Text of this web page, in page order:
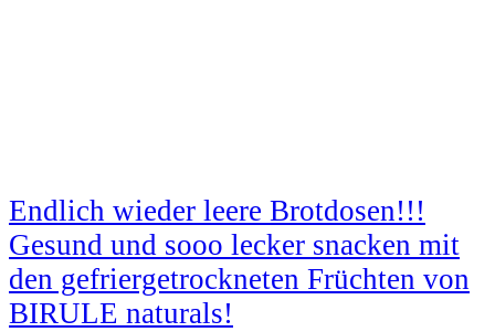
Endlich wieder leere Brotdosen!!!
Gesund und sooo lecker snacken mit
den gefriergetrockneten Früchten von
BIRULE naturals!